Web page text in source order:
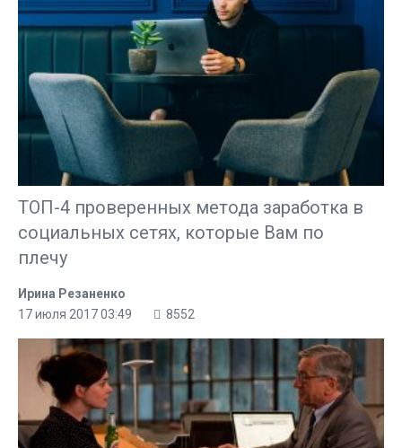
ТОП-4 проверенных метода заработка в
социальных сетях, которые Вам по
плечу
Ирина Резаненко
17 июля 2017 03:49
8552